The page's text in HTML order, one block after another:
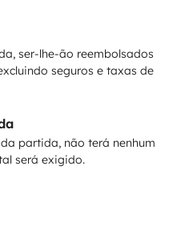
ser-lhe-ão reembolsados
seguros e taxas de
partida, não terá nenhum
será exigido.